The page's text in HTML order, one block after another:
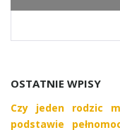
OSTATNIE WPISY
Czy jeden rodzic
podstawie